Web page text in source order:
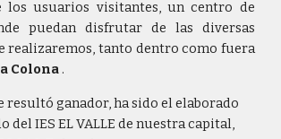
los usuarios visitantes, un centro de
puedan disfrutar de las diversas
realizaremos, tanto dentro como fuera
Colona .
resultó ganador, ha sido el elaborado
del IES EL VALLE de nuestra capital,